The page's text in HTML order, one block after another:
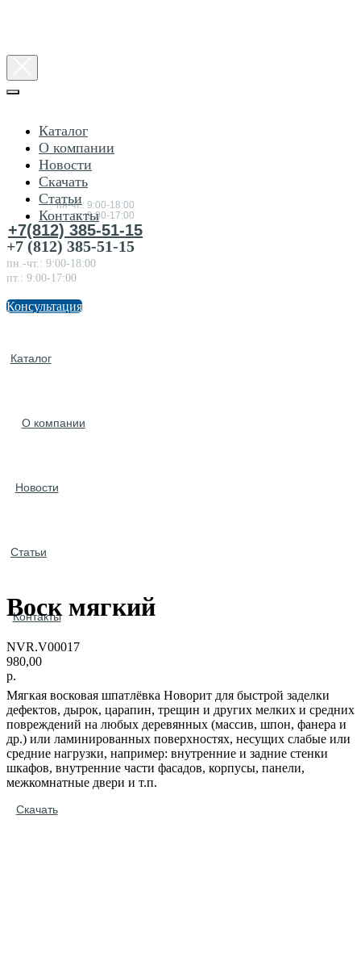
Консультация
товарам
пн-чт.: 9:00-18:00
пт.:9:00-17:00
+7(812) 385-51-15
Каталог
О компании
Новости
Статьи
Контакты
Скачать
Каталог
О компании
Новости
Скачать
Статьи
Контакты
+7 (812) 385-51-15
пн.-чт.: 9:00-18:00
пт.: 9:00-17:00
Консультация
Воск мягкий
NVR.V00017
980,00
р.
Мягкая восковая шпатлёвка Новорит для быстрой заделки
дефектов, дырок, царапин, трещин и других мелких и средних
повреждений на любых деревянных (массив, шпон, фанера и
др.) или ламинированных поверхностях, несущих слабые или
средние нагрузки, например: внутренние и задние стенки
шкафов, внутренние части фасадов, корпусы, панели,
межкомнатные двери и т.п.